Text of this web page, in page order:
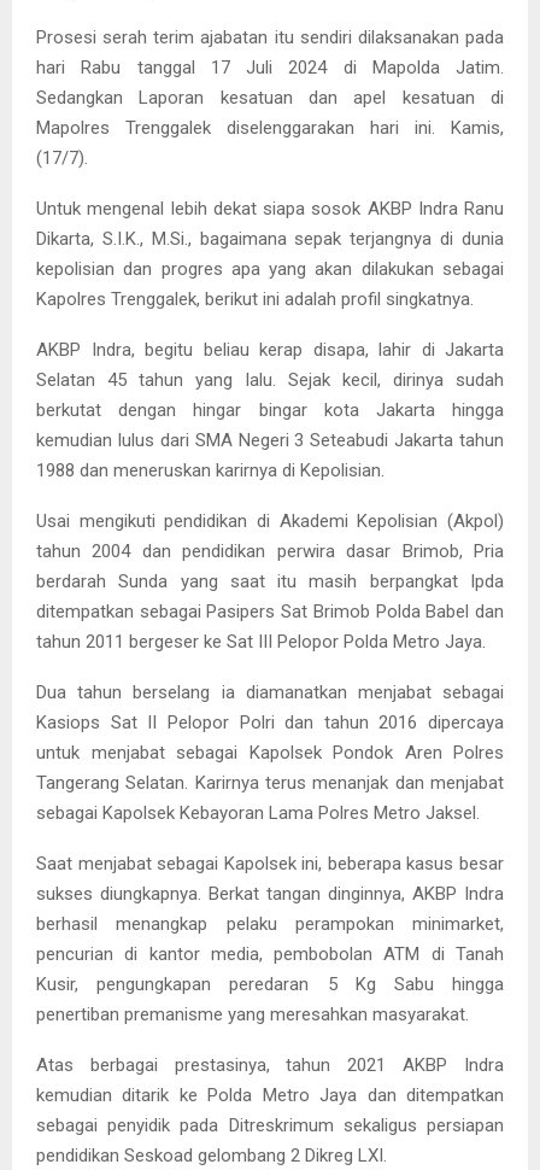
Prosesi serah terim ajabatan itu sendiri dilaksanakan pada
hari Rabu tanggal 17 Juli 2024 di Mapolda Jatim.
Sedangkan Laporan kesatuan dan apel kesatuan di
Mapolres Trenggalek diselenggarakan hari ini. Kamis,
(17/7).
Untuk mengenal lebih dekat siapa sosok AKBP Indra Ranu
Dikarta, S.I.K., M.Si., bagaimana sepak terjangnya di dunia
kepolisian dan progres apa yang akan dilakukan sebagai
Kapolres Trenggalek, berikut ini adalah profil singkatnya.
AKBP Indra, begitu beliau kerap disapa, lahir di Jakarta
Selatan 45 tahun yang lalu. Sejak kecil, dirinya sudah
berkutat dengan hingar bingar kota Jakarta hingga
kemudian lulus dari SMA Negeri 3 Seteabudi Jakarta tahun
1988 dan meneruskan karirnya di Kepolisian.
Usai mengikuti pendidikan di Akademi Kepolisian (Akpol)
tahun 2004 dan pendidikan perwira dasar Brimob, Pria
berdarah Sunda yang saat itu masih berpangkat Ipda
ditempatkan sebagai Pasipers Sat Brimob Polda Babel dan
tahun 2011 bergeser ke Sat III Pelopor Polda Metro Jaya.
Dua tahun berselang ia diamanatkan menjabat sebagai
Kasiops Sat II Pelopor Polri dan tahun 2016 dipercaya
untuk menjabat sebagai Kapolsek Pondok Aren Polres
Tangerang Selatan. Karirnya terus menanjak dan menjabat
sebagai Kapolsek Kebayoran Lama Polres Metro Jaksel.
Saat menjabat sebagai Kapolsek ini, beberapa kasus besar
sukses diungkapnya. Berkat tangan dinginnya, AKBP Indra
berhasil menangkap pelaku perampokan minimarket,
pencurian di kantor media, pembobolan ATM di Tanah
Kusir, pengungkapan peredaran 5 Kg Sabu hingga
penertiban premanisme yang meresahkan masyarakat.
Atas berbagai prestasinya, tahun 2021 AKBP Indra
kemudian ditarik ke Polda Metro Jaya dan ditempatkan
sebagai penyidik pada Ditreskrimum sekaligus persiapan
pendidikan Seskoad gelombang 2 Dikreg LXI.